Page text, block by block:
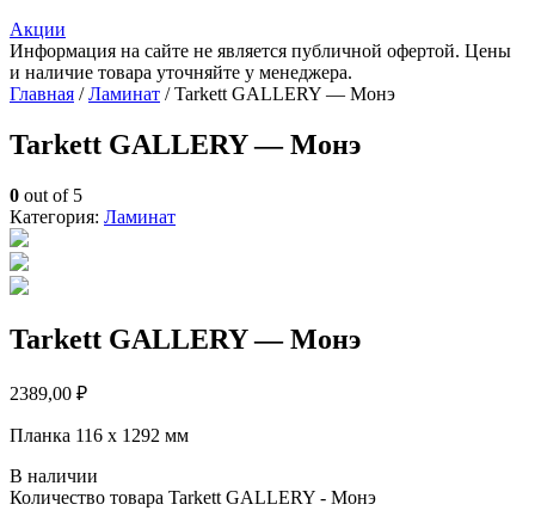
Акции
Информация на сайте не является публичной офертой. Цены
и наличие товара уточняйте у менеджера.
Главная /Ламинат / Tarkett GALLERY — Монэ
Tarkett GALLERY — Монэ
0 out of 5
Категория: Ламинат
Tarkett GALLERY — Монэ
2389,00 ₽
Планка 116 x 1292 мм
В наличии
Количество товара Tarkett GALLERY - Монэ